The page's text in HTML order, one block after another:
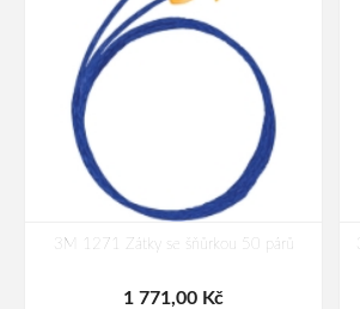
3M 1271 Zátky se šňůrkou 50 párů
1 771,00 Kč